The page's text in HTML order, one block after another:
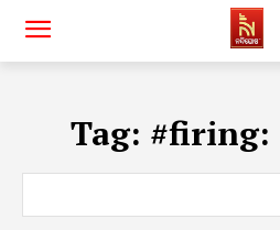
Tag: #firing: